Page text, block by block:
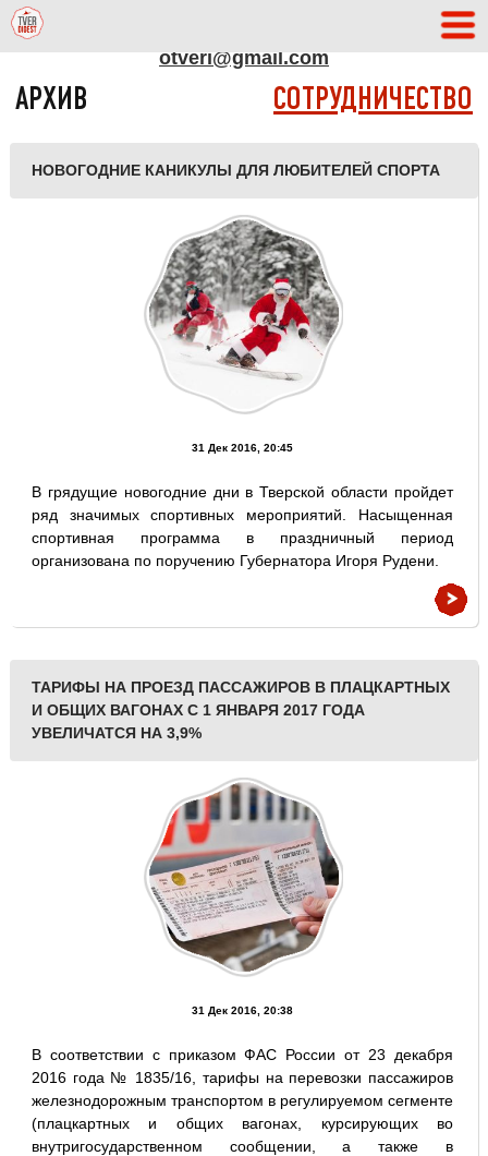
otveri@gmail.com
АРХИВ СОТРУДНИЧЕСТВО
НОВОГОДНИЕ КАНИКУЛЫ ДЛЯ ЛЮБИТЕЛЕЙ СПОРТА
31 Дек 2016, 20:45
В грядущие новогодние дни в Тверской области пройдет
ряд значимых спортивных мероприятий. Насыщенная
спортивная программа в праздничный период
организована по поручению Губернатора Игоря Рудени.
ТАРИФЫ НА ПРОЕЗД ПАССАЖИРОВ В ПЛАЦКАРТНЫХ
И ОБЩИХ ВАГОНАХ С 1 ЯНВАРЯ 2017 ГОДА
УВЕЛИЧАТСЯ НА 3,9%
31 Дек 2016, 20:38
В соответствии с приказом ФАС России от 23 декабря
2016 года № 1835/16, тарифы на перевозки пассажиров
железнодорожным транспортом в регулируемом сегменте
(плацкартных и общих вагонах, курсирующих во
внутригосударственном сообщении, а также в